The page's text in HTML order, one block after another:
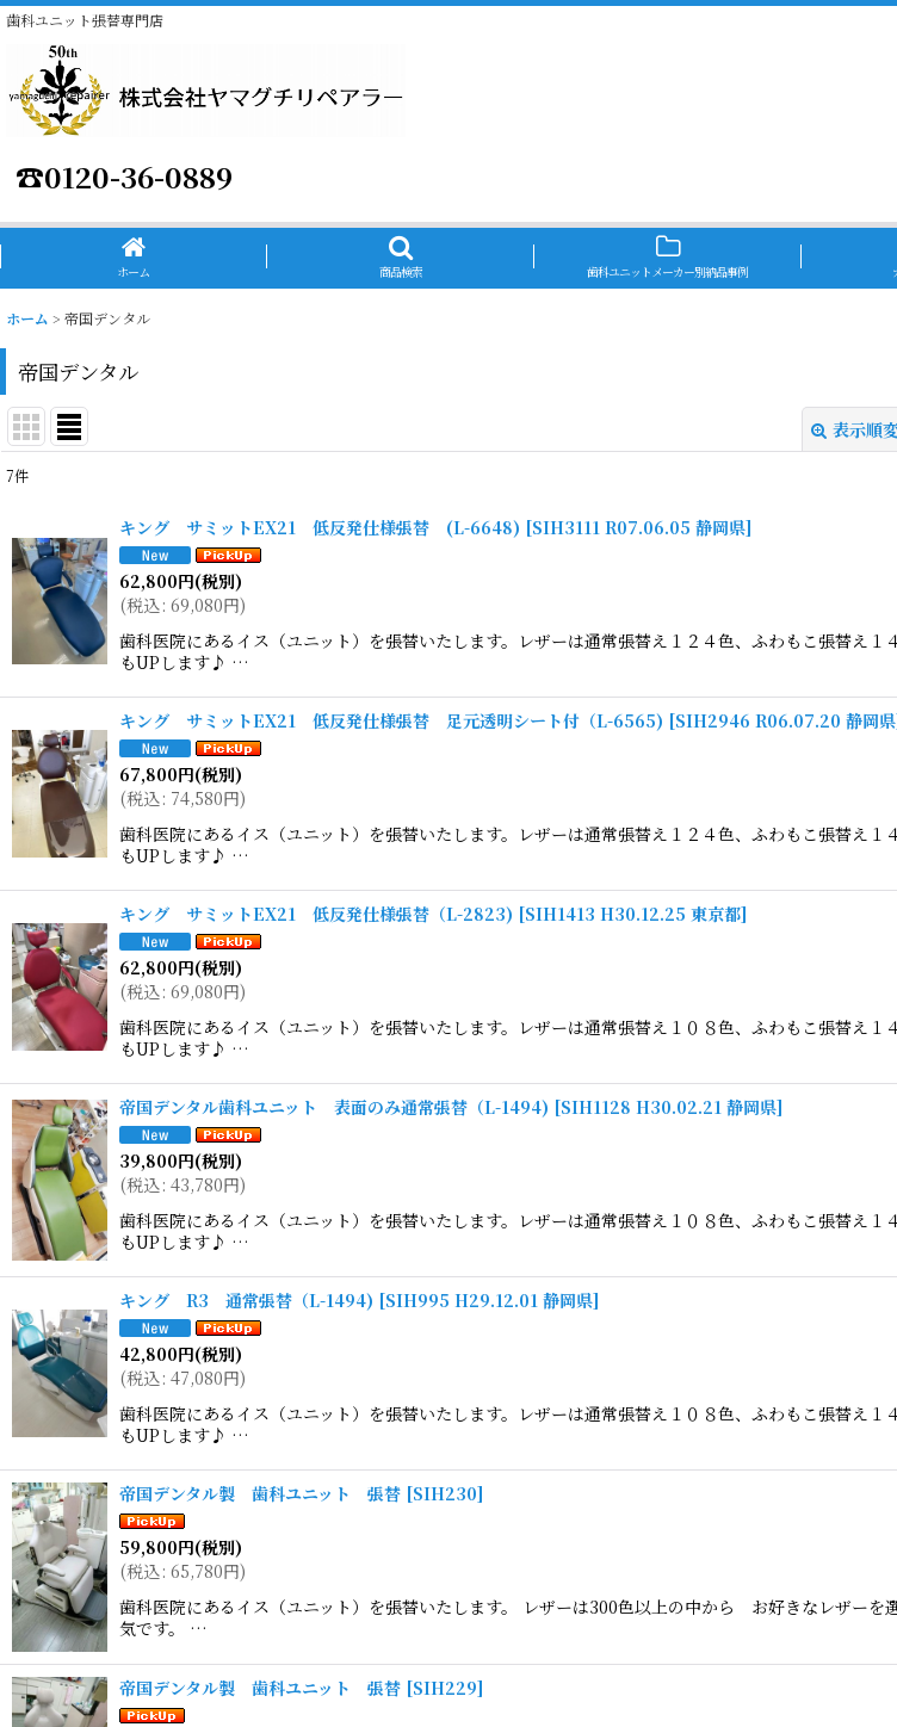
歯科ユニット張替専門店
☎0120-36-0889
ホーム 商品検索 歯科ユニットメーカー別納品事例
ホーム > 帝国デンタル
帝国デンタル
表示順
並び順:
絞り込む
7件
キング サミットEX21 低反発仕様張替 (L-6648) [SIH3111 R07.06.05 静岡県]
62,800円(税別)
(税込: 69,080円)
歯科医院にあるイス（ユニット）を張替いたします。レザーは通常張替え１２４色、ふわもこ張替え
もUPします♪ …
キング サミットEX21 低反発仕様張替 足元透明シート付（L-6565) [SIH2946 R06.07.20 静岡県
67,800円(税別)
(税込: 74,580円)
歯科医院にあるイス（ユニット）を張替いたします。レザーは通常張替え１２４色、ふわもこ張替え
もUPします♪ …
キング サミットEX21 低反発仕様張替（L-2823) [SIH1413 H30.12.25 東京都]
62,800円(税別)
(税込: 69,080円)
歯科医院にあるイス（ユニット）を張替いたします。レザーは通常張替え１０８色、ふわもこ張替え
もUPします♪ …
帝国デンタル歯科ユニット 表面のみ通常張替（L-1494) [SIH1128 H30.02.21 静岡県]
39,800円(税別)
(税込: 43,780円)
歯科医院にあるイス（ユニット）を張替いたします。レザーは通常張替え１０８色、ふわもこ張替え
もUPします♪ …
キング R3 通常張替（L-1494) [SIH995 H29.12.01 静岡県]
42,800円(税別)
(税込: 47,080円)
歯科医院にあるイス（ユニット）を張替いたします。レザーは通常張替え１０８色、ふわもこ張替え
もUPします♪ …
帝国デンタル製 歯科ユニット 張替 [SIH230]
59,800円(税別)
(税込: 65,780円)
歯科医院にあるイス（ユニット）を張替いたします。 レザーは300色以上の中から お好きなレザー
気です。 …
帝国デンタル製 歯科ユニット 張替 [SIH229]